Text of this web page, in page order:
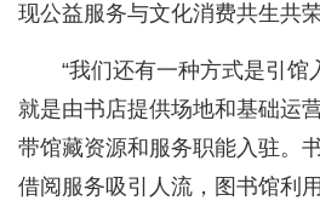
现公益服务与文化消费共生共荣
“我们还有一种方式是引馆
就是由书店提供场地和基础运
带馆藏资源和服务职能入驻。
借阅服务吸引人流，图书馆利